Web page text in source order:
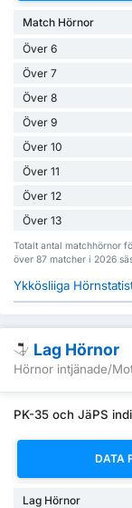
Match Hörnor
Över 6
Över 7
Över 8
Över 9
Över 10
Över 11
Över 12
Över 13
Totalt antal matchhörnor
över 87 matcher i 2026
Ykkösliiga
Lag Hörnor
Hörnor intjänade/
PK-35 och JäPS
DATA
Lag Hörnor